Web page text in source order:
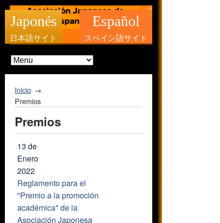
Japonés
日本語サイト
Español
スペイン語サイト
Inicio
Premios
Premios
13 de
Enero
2022
Reglamento para el
"Premio a la promoción
académica" de la
Asociación Japonesa